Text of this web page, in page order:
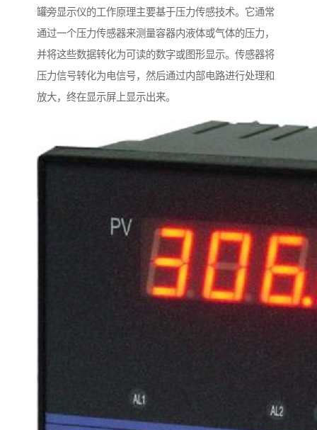
罐旁显示仪的工作原理主要基于压力传感技术。它通常
通过一个压力传感器来测量容器内液体或气体的压力，
并将这些数据转化为可读的数字或图形显示。传感器将
压力信号转化为电信号，然后通过内部电路进行处理和
放大，终在显示屏上显示出来。